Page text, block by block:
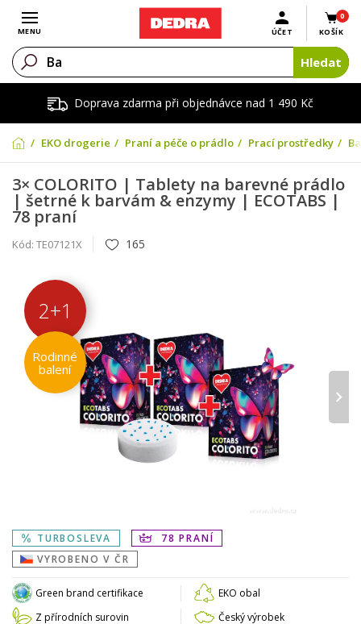
Doprava zdarma při objednávce nad 1 490 Kč
Otevřít menu
MENU
0
KOŠÍK
ÚČET
Hledat
EKO drogerie Praní a péče o prádlo Prací prostředky
3× COLORITO | Tablety na barevné prádlo
| šetrné k barvám & enzymy | ECOTABS |
78 praní
Kód: TE07121X 165
2+1
Rodinné
balení
›
TURBOSLEVA
78 PRANÍ
VYROBENO V ČR
Green brand certifikace
EKO obal
Z přírodních surovin
Český výrobek